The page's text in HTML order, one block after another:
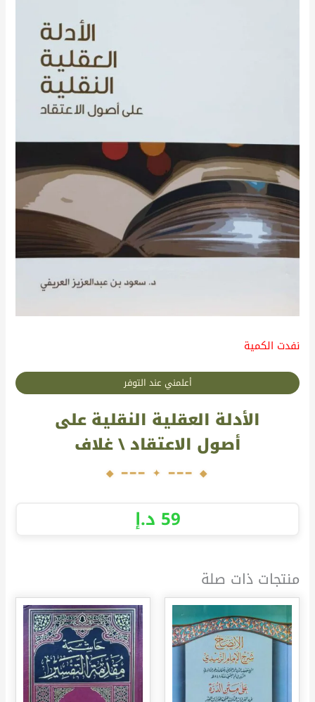
الأدلة العقلية النقلية على
أصول الاعتقاد \ غلاف
نفدت الكمية
أعلمني عند التوفر
59 د.إ
منتجات ذات صلة